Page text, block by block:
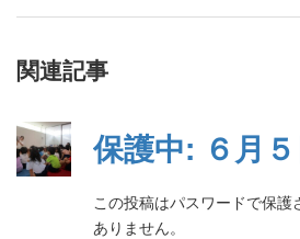
関連記事
保護中: ６月５
この投稿はパスワードで保
ありません。